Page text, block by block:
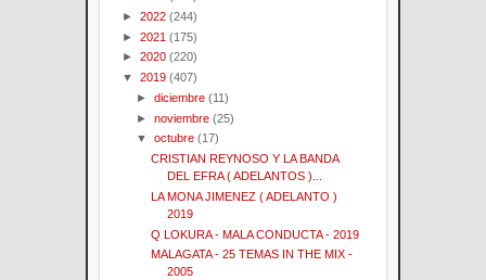
► 2022 (244)
► 2021 (175)
► 2020 (220)
▼ 2019 (407)
►diciembre (11)
►noviembre (25)
▼octubre (17)
CRISTIAN REYNOSO Y LA BANDA
DEL EFRA ( ADELANTOS )...
LA MONA JIMENEZ ( ADELANTO )
2019
Q LOKURA - MALA CONDUCTA - 2019
MALAGATA - 25 TEMAS IN THE MIX -
2005